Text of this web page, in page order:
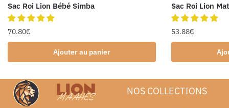
Sac Roi Lion Bébé Simba
70.80€
Ajouter au panier
Sac Roi Lion
53.88€
NOS COLLECTIONS